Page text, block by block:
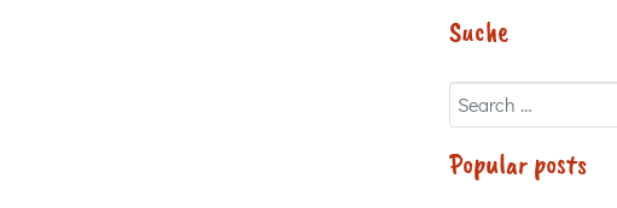
Suche
Search
Popular posts